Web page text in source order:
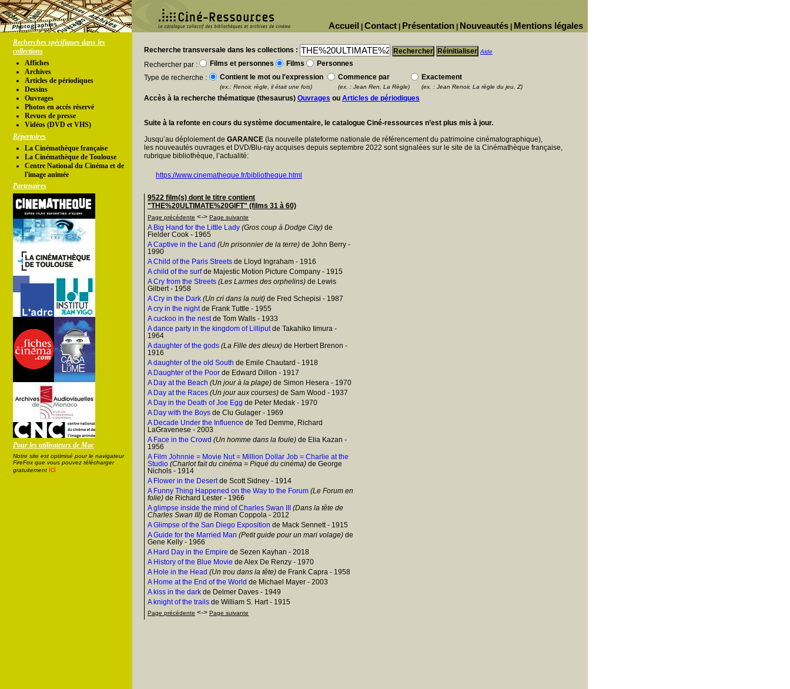
Mentions légales
Nouveautés
Présentation
Contact
Accueil
Recherches spécifiques dans les
collections
Affiches
Archives
Articles de périodiques
Dessins
Ouvrages
Photos en accés réservé
Revues de presse
Vidéos (DVD et VHS)
Répertoires
La Cinémathèque française
La Cinémathèque de Toulouse
Centre National du Cinéma et de
l'image animée
Partenaires
Pour les utilisateurs de Mac
Notre site est optimisé pour le navigateur
FireFox que vous pouvez télécharger
gratuitement ici
Recherche transversale dans les collections : Aide
Rechercher par : Films et personnes Films
Personnes
Type de recherche :
Contient le mot ou l'expression Commence par Exactement
(ex.: Renoir, règle, il était une fois) (ex. : Jean Ren, La Règle) (ex. : Jean Renoir, La règle du jeu, Z)
Accès à la recherche thématique (thesaurus) Ouvrages ou Articles de périodiques
Suite à la refonte en cours du système documentaire, le catalogue Ciné-ressources n’est plus mis à jour.
Jusqu’au déploiement de GARANCE (la nouvelle plateforme nationale de référencement du patrimoine cinématographique),
les nouveautés ouvrages et DVD/Blu-ray acquises depuis septembre 2022 sont signalées sur le site de la Cinémathèque française,
rubrique bibliothèque, l’actualité:
https://www.cinematheque.fr/bibliotheque.html
9522 film(s) dont le titre contient
"THE%20ULTIMATE%20GIFT" (films 31 à 60)
Page précédente <-> Page suivante
A Big Hand for the Little Lady (Gros coup à Dodge City) de
Fielder Cook - 1965
A Captive in the Land (Un prisonnier de la terre) de John Berry -
1990
A Child of the Paris Streets de Lloyd Ingraham - 1916
A child of the surfde Majestic Motion Picture Company - 1915
A Cry from the Streets (Les Larmes des orphelins) de Lewis
Gilbert - 1958
A Cry in the Dark (Un cri dans la nuit) de Fred Schepisi - 1987
A cry in the nightde Frank Tuttle - 1955
A cuckoo in the nestde Tom Walls - 1933
A dance party in the kingdom of Lilliputde Takahiko Iimura -
1964
A daughter of the gods (La Fille des dieux) de Herbert Brenon -
1916
A daughter of the old South de Emile Chautard - 1918
A Daughter of the Poor de Edward Dillon - 1917
A Day at the Beach (Un jour à la plage) de Simon Hesera - 1970
A Day at the Races (Un jour aux courses) de Sam Wood - 1937
A Day in the Death of Joe Egg de Peter Medak - 1970
A Day with the Boys de Clu Gulager - 1969
A Decade Under the Influence de Ted Demme, Richard
LaGravenese - 2003
A Face in the Crowd (Un homme dans la foule) de Elia Kazan -
1956
A Film Johnnie = Movie Nut = Million Dollar Job = Charlie at the
Studio (Charlot fait du cinéma = Piqué du cinéma) de George
Nichols - 1914
A Flower in the Desertde Scott Sidney - 1914
A Funny Thing Happened on the Way to the Forum (Le Forum en
folie) de Richard Lester - 1966
A glimpse inside the mind of Charles Swan III
(Dans la tête de
Charles Swan III) de Roman Coppola - 2012
A Glimpse of the San Diego Exposition de Mack Sennett - 1915
A Guide for the Married Man (Petit guide pour un mari volage) de
Gene Kelly - 1966
A Hard Day in the Empire de Sezen Kayhan - 2018
A History of the Blue Movie de Alex De Renzy - 1970
A Hole in the Head (Un trou dans la tête) de Frank Capra - 1958
A Home at the End of the World de Michael Mayer - 2003
A kiss in the dark de Delmer Daves - 1949
A knight of the trails de William S. Hart - 1915
Page précédente <-> Page suivante